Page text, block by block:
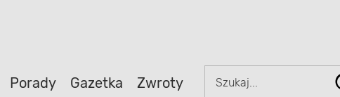
Porady Gazetka Zwroty